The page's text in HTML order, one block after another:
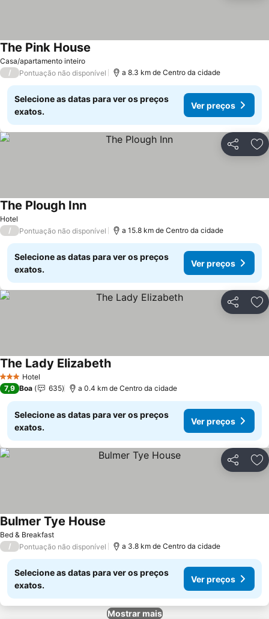
Casa/apartamento inteiro
The Pink House
/ Pontuação não disponível a 8.3 km de Centro da cidade
Selecione as datas para ver os preços
exatos.
Ver preços
Partilhar
Hotel
The Plough InnVer preços
/ Pontuação não disponível a 15.8 km de Centro da cidade
Selecione as datas para ver os preços
exatos.
Ver preços
Partilhar
3 EstrelasHotel
The Lady ElizabethVer preços
7,9 Boa 635 a 0.4 km de Centro da cidade
Selecione as datas para ver os preços
exatos.
Ver preços
Partilhar
Bed & Breakfast
Bulmer Tye House
/ Pontuação não disponível a 3.8 km de Centro da cidade
Selecione as datas para ver os preços
exatos.
Ver preços
Mostrar mais